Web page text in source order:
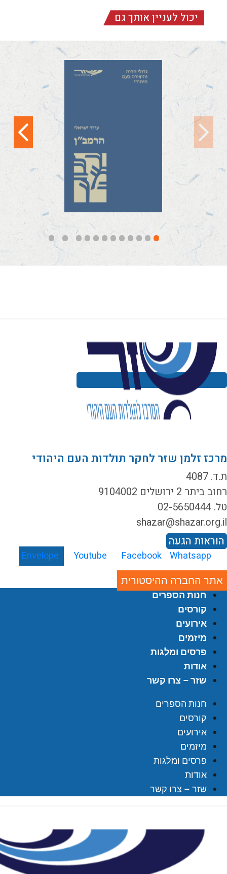
יכול לעניין אותך גם
הרמב"ן
1
3
7
9
11
12
זלמן שזר לחקר תולדות העם היהודי
4087
ביתר 2 ירושלים 9104002
הגעה
Envelope Youtube Facebook Whatsapp
אתר החברה ההיסטורית
חנות הספרים
קורסים
אירועים
מיזמים
פרסים ומלגות
אודות
שזר – צרו קשר
חנות הספרים
קורסים
אירועים
מיזמים
פרסים ומלגות
אודות
שזר – צרו קשר